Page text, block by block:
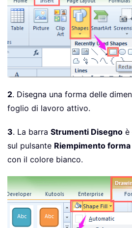
2. Disegna una forma delle
foglio di lavoro attivo.
3. La barra Strumenti Disegno è
sul pulsante Riempimento forma
con il colore bianco.